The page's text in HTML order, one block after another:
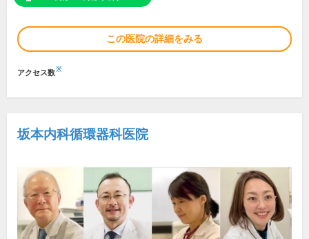
この医院の詳細をみる
アクセス数※
坂本内科循環器科医院